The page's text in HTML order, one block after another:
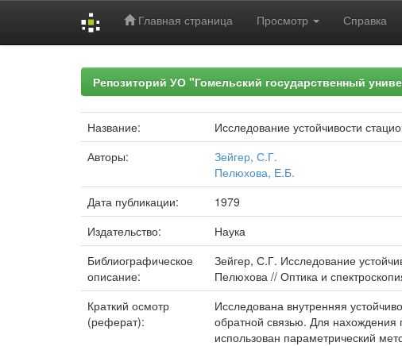
Главная страница Просмотр Справка
Репозиторий УО "Гомельский государственный
Название:
Исследование устойчивости
Авторы:
Зейгер, С.Г.
Пелюхова, Е.Б.
Дата публикации:
1979
Издательство:
Наука
Библиографическое
описание:
Зейгер, С.Г. Исследование
Пелюхова // Оптика и
Краткий осмотр
(реферат):
Исследована внутренняя
обратной связью. Для нахождения
использован параметрический